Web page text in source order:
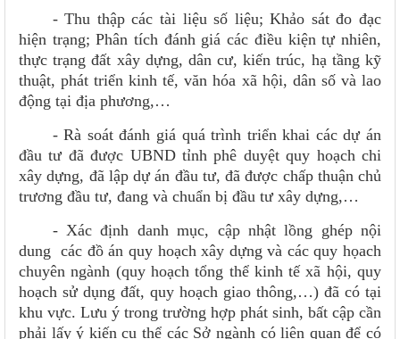
- Thu thập các tài liệu số liệu; Khảo sát đo đạc
hiện trạng; Phân tích đánh giá các điều kiện tự nhiên,
thực trạng đất xây dựng, dân cư, kiến trúc, hạ tầng kỹ
thuật, phát triển kinh tế, văn hóa xã hội, dân số và lao
động tại địa phương,…
- Rà soát đánh giá quá trình triển khai các dự án
đầu tư đã được UBND tỉnh phê duyệt quy hoạch chi
xây dựng, đã lập dự án đầu tư, đã được chấp thuận chủ
trương đầu tư, đang và chuẩn bị đầu tư xây dựng,…
- Xác định danh mục, cập nhật lồng ghép nội
dung các đồ án quy hoạch xây dựng và các quy họach
chuyên ngành (quy hoạch tổng thể kinh tế xã hội, quy
hoạch sử dụng đất, quy hoạch giao thông,…) đã có tại
khu vực. Lưu ý trong trường hợp phát sinh, bất cập cần
phải lấy ý kiến cụ thể các Sở ngành có liên quan để có